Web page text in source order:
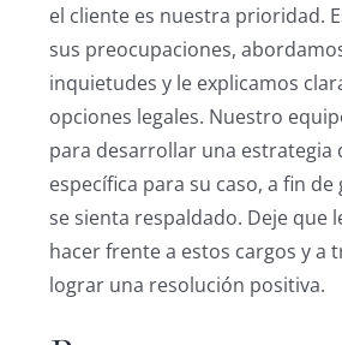
el cliente es nuestra prioridad.
sus preocupaciones,
inquietudes y le explicamos
opciones legales. Nuestro
para desarrollar una estrategia
específica para su caso, a fin
se sienta respaldado. Deje que
hacer frente a estos cargos y a
lograr una resolución positiva.